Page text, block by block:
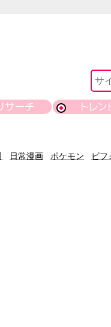
サーチ トレン
日常漫画 ポケモン ビフ